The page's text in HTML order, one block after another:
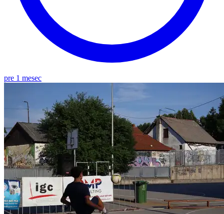
pre 1 mesec